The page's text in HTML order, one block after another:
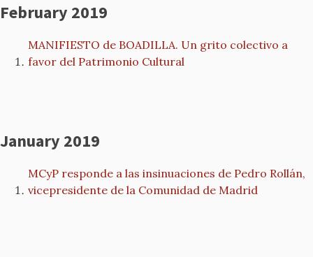
February 2019
MANIFIESTO de BOADILLA. Un grito colectivo a
favor del Patrimonio Cultural
January 2019
MCyP responde a las insinuaciones de Pedro Rollán,
vicepresidente de la Comunidad de Madrid